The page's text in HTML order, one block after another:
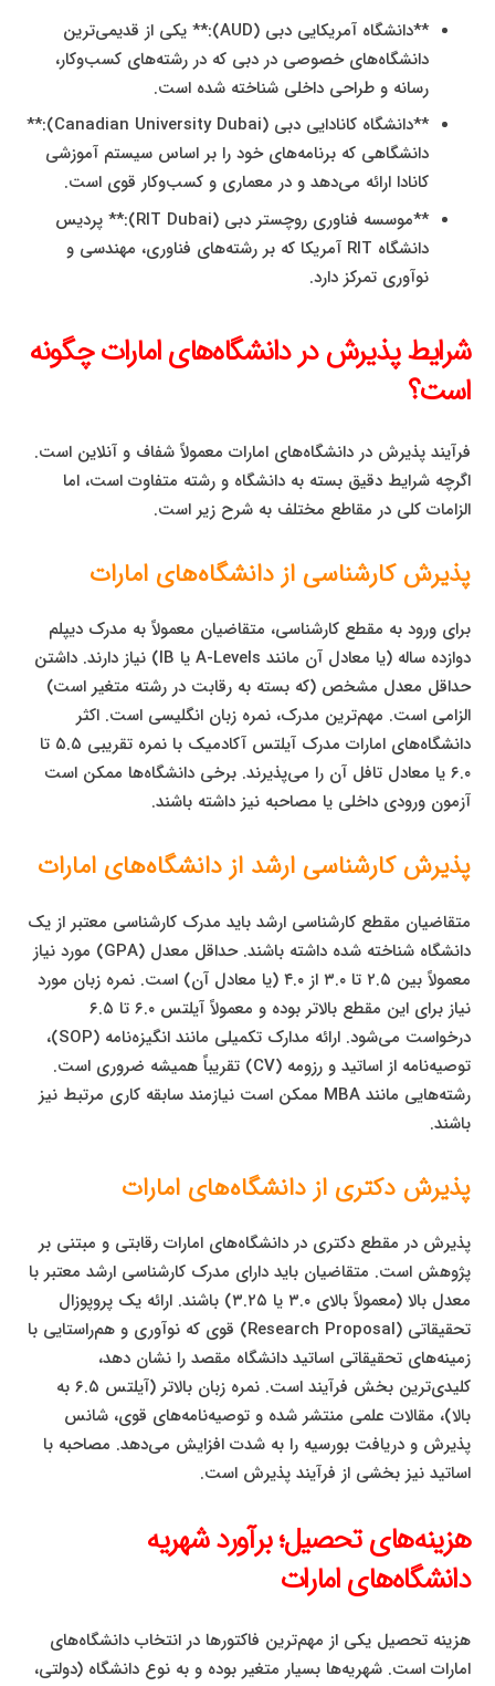
**دانشگاه آمریکایی دبی (AUD):** یکی از قدیمی‌ترین
دانشگاه‌های خصوصی در دبی که در رشته‌های کسب‌وکار،
رسانه و طراحی داخلی شناخته شده است.
**دانشگاه کانادایی دبی (Canadian University Dubai):**
دانشگاهی که برنامه‌های خود را بر اساس سیستم آموزشی
کانادا ارائه می‌دهد و در معماری و کسب‌وکار قوی است.
**موسسه فناوری روچستر دبی (RIT Dubai):** پردیس
دانشگاه RIT آمریکا که بر رشته‌های فناوری، مهندسی و
نوآوری تمرکز دارد.
شرایط پذیرش در دانشگاه‌های امارات چگونه
است؟
فرآیند پذیرش در دانشگاه‌های امارات معمولاً شفاف و آنلاین است.
اگرچه شرایط دقیق بسته به دانشگاه و رشته متفاوت است، اما
الزامات کلی در مقاطع مختلف به شرح زیر است.
پذیرش کارشناسی از دانشگاه‌های امارات
برای ورود به مقطع کارشناسی، متقاضیان معمولاً به مدرک دیپلم
دوازده ساله (یا معادل آن مانند A-Levels یا IB) نیاز دارند. داشتن
حداقل معدل مشخص (که بسته به رقابت در رشته متغیر است)
الزامی است. مهم‌ترین مدرک، نمره زبان انگلیسی است. اکثر
دانشگاه‌های امارات مدرک آیلتس آکادمیک با نمره تقریبی ۵.۵ تا
۶.۰ یا معادل تافل آن را می‌پذیرند. برخی دانشگاه‌ها ممکن است
آزمون ورودی داخلی یا مصاحبه نیز داشته باشند.
پذیرش کارشناسی ارشد از دانشگاه‌های امارات
متقاضیان مقطع کارشناسی ارشد باید مدرک کارشناسی معتبر از یک
دانشگاه شناخته شده داشته باشند. حداقل معدل (GPA) مورد نیاز
معمولاً بین ۲.۵ تا ۳.۰ از ۴.۰ (یا معادل آن) است. نمره زبان مورد
نیاز برای این مقطع بالاتر بوده و معمولاً آیلتس ۶.۰ تا ۶.۵
درخواست می‌شود. ارائه مدارک تکمیلی مانند انگیزه‌نامه (SOP)،
توصیه‌نامه از اساتید و رزومه (CV) تقریباً همیشه ضروری است.
رشته‌هایی مانند MBA ممکن است نیازمند سابقه کاری مرتبط نیز
باشند.
پذیرش دکتری از دانشگاه‌های امارات
پذیرش در مقطع دکتری در دانشگاه‌های امارات رقابتی و مبتنی بر
پژوهش است. متقاضیان باید دارای مدرک کارشناسی ارشد معتبر با
معدل بالا (معمولاً بالای ۳.۰ یا ۳.۲۵) باشند. ارائه یک پروپوزال
تحقیقاتی (Research Proposal) قوی که نوآوری و هم‌راستایی با
زمینه‌های تحقیقاتی اساتید دانشگاه مقصد را نشان دهد،
کلیدی‌ترین بخش فرآیند است. نمره زبان بالاتر (آیلتس ۶.۵ به
بالا)، مقالات علمی منتشر شده و توصیه‌نامه‌های قوی، شانس
پذیرش و دریافت بورسیه را به شدت افزایش می‌دهد. مصاحبه با
اساتید نیز بخشی از فرآیند پذیرش است.
هزینه‌های تحصیل؛ برآورد شهریه
دانشگاه‌های امارات
هزینه تحصیل یکی از مهم‌ترین فاکتورها در انتخاب دانشگاه‌های
امارات است. شهریه‌ها بسیار متغیر بوده و به نوع دانشگاه (دولتی،